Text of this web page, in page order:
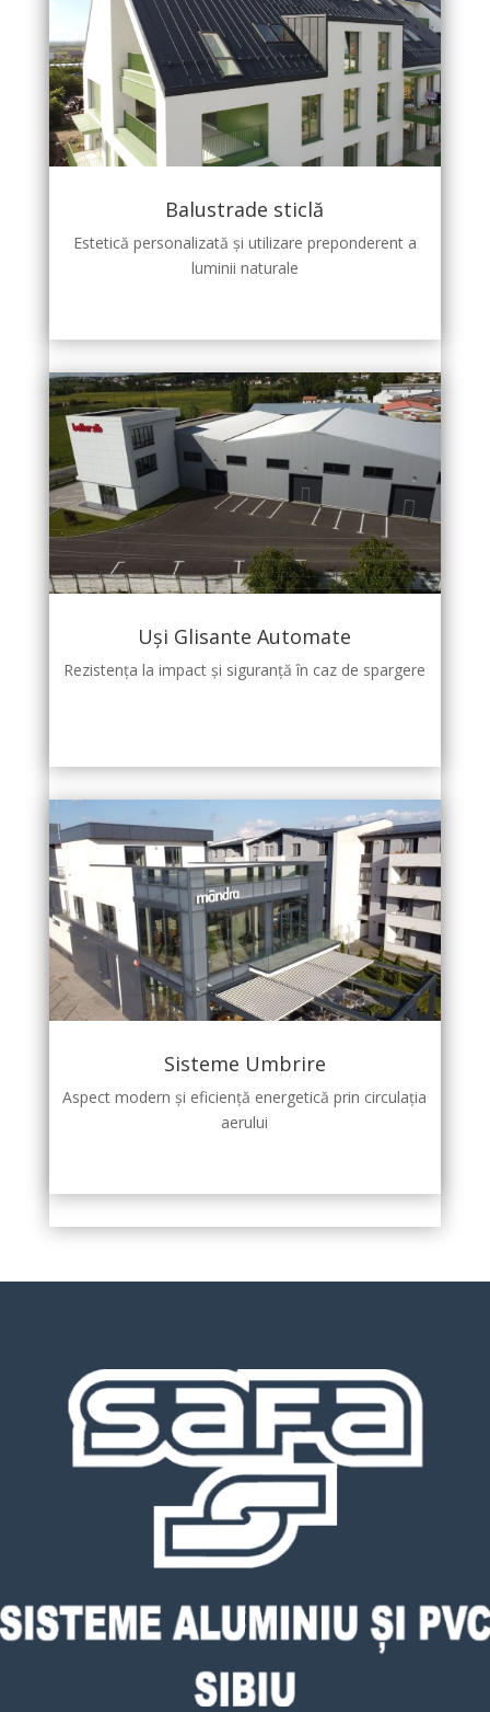
Balustrade sticlă
Estetică personalizată și utilizare preponderent a
luminii naturale
Uși Glisante Automate
Rezistența la impact și siguranță în caz de spargere
Sisteme Umbrire
Aspect modern și eficiență energetică prin circulația
aerului